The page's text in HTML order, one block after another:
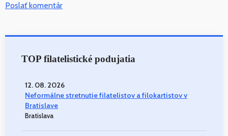
Poslať komentár
TOP filatelistické podujatia
12. 08. 2026
Neformálne stretnutie filatelistov a filokartistov v
Bratislave
Bratislava